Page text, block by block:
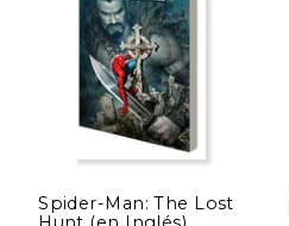
15%
dcto.
Spider-Man: The Lost